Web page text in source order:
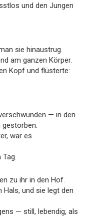
und den Jungen
sie hinaustrug.
am ganzen Körper.
Kopf und flüsterte:
— in den
gestorben.
war es
Tag.
zu ihr in den Hof.
Hals, und sie legt den
— still, lebendig, als